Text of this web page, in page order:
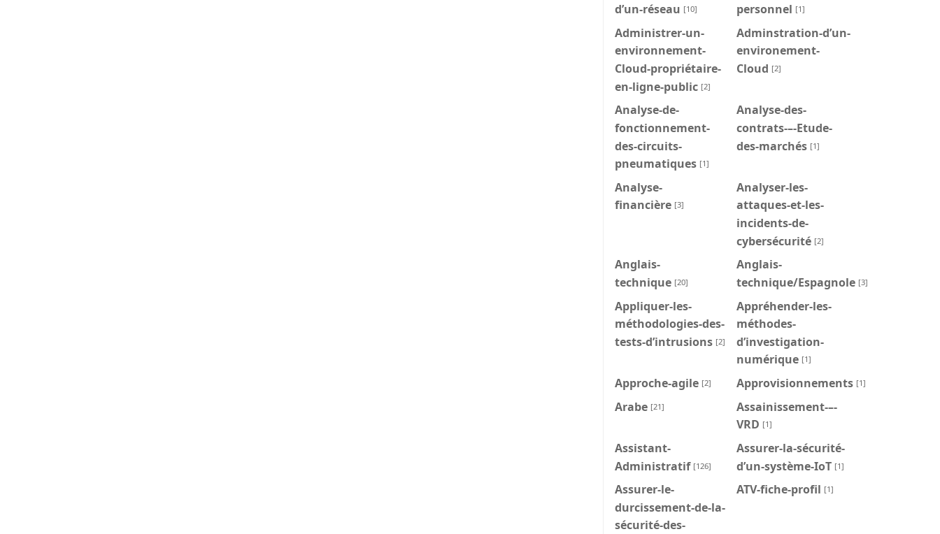
d’un-réseau [10]
personnel [1]
Administrer-un-
environnement-
Cloud-propriétaire-
en-ligne-public [2]
Adminstration-d’un-
environement-
Cloud [2]
Analyse-de-
fonctionnement-
des-circuits-
pneumatiques [1]
Analyse-des-
contrats-–-Etude-
des-marchés [1]
Analyse-
financière [3]
Analyser-les-
attaques-et-les-
incidents-de-
cybersécurité [2]
Anglais-
technique [20]
Anglais-
technique/Espagnole [3]
Appliquer-les-
méthodologies-des-
tests-d’intrusions [2]
Appréhender-les-
méthodes-
d’investigation-
numérique [1]
Approche-agile [2] Approvisionnements [1]
Arabe [21]
Assainissement-–-
VRD [1]
Assistant-
Administratif [126]
Assurer-la-sécurité-
d’un-système-IoT [1]
Assurer-le-
durcissement-de-la-
sécurité-des-
ATV-fiche-profil [1]